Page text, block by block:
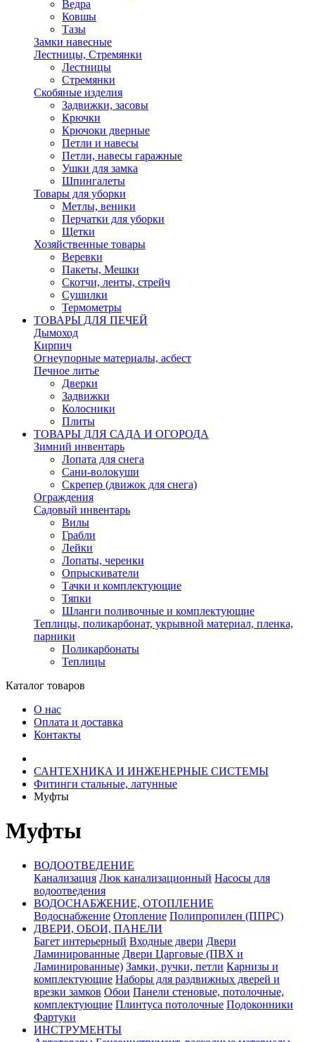
Ведра
Ковшы
Тазы
Замки навесные
Лестницы, Стремянки
Лестницы
Стремянки
Скобяные изделия
Задвижки, засовы
Крючки
Крючоки дверные
Петли и навесы
Петли, навесы гаражные
Ушки для замка
Шпингалеты
Товары для уборки
Метлы, веники
Перчатки для уборки
Щетки
Хозяйственные товары
Веревки
Пакеты, Мешки
Скотчи, ленты, стрейч
Сушилки
Термометры
ТОВАРЫ ДЛЯ ПЕЧЕЙ
Дымоход
Кирпич
Огнеупорные материалы, асбест
Печное литье
Дверки
Задвижки
Колосники
Плиты
ТОВАРЫ ДЛЯ САДА И ОГОРОДА
Зимний инвентарь
Лопата для снега
Сани-волокуши
Скрепер (движок для снега)
Ограждения
Садовый инвентарь
Вилы
Грабли
Лейки
Лопаты, черенки
Опрыскиватели
Тачки и комплектующие
Тяпки
Шланги поливочные и комплектующие
Теплицы, поликарбонат, укрывной материал, пленка,
парники
Поликарбонаты
Теплицы
Каталог товаров
О нас
Оплата и доставка
Контакты
САНТЕХНИКА И ИНЖЕНЕРНЫЕ СИСТЕМЫ
Фитинги стальные, латунные
Муфты
Муфты
ВОДООТВЕДЕНИЕ
Канализация Люк канализационный Насосы для
водоотведения
ВОДОСНАБЖЕНИЕ, ОТОПЛЕНИЕ
Водоснабжение Отопление Полипропилен (ППРС)
ДВЕРИ, ОБОИ, ПАНЕЛИ
Багет интерьерный Входные двери Двери
Ламинированные Двери Царговые (ПВХ и
Ламинированные) Замки, ручки, петли Карнизы и
комплектующие Наборы для раздвижных дверей и
врезки замков Обои Панели стеновые, потолочные,
комплектующие Плинтуса потолочные Подоконники
Фартуки
ИНСТРУМЕНТЫ